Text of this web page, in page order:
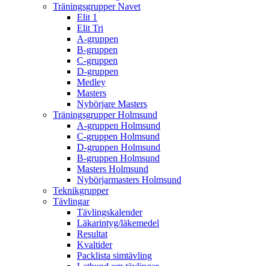
Träningsgrupper Navet
Elit 1
Elit Tri
A-gruppen
B-gruppen
C-gruppen
D-gruppen
Medley
Masters
Nybörjare Masters
Träningsgrupper Holmsund
A-gruppen Holmsund
C-gruppen Holmsund
D-gruppen Holmsund
B-gruppen Holmsund
Masters Holmsund
Nybörjarmasters Holmsund
Teknikgrupper
Tävlingar
Tävlingskalender
Läkarintyg/läkemedel
Resultat
Kvaltider
Packlista simtävling